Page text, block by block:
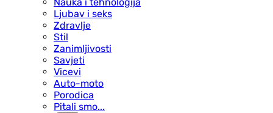
Ljubav i seks
Zdravlje
Stil
Zanimljivosti
Savjeti
Vicevi
Auto-moto
Porodica
Pitali smo...